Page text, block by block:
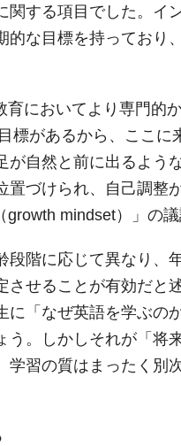
する項目でした。イ
な目標を持っており
においてより専門的
があるから、ここに
が自然と前に出るよう
づけられ、自己調整
mindset）」の議
階に応じて異なり、
させることが有効だと
「なぜ英語を学ぶの
。しかしそれが「将
習の質はまったく別